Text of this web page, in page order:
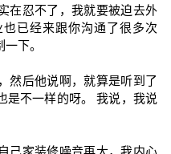
在忍不了，我就要被迫去外
已经来跟你沟通了很多次
下。
然后他说啊，就算是听到了
是不一样的呀。 我说，我说
己家装修噪音再大，我内心